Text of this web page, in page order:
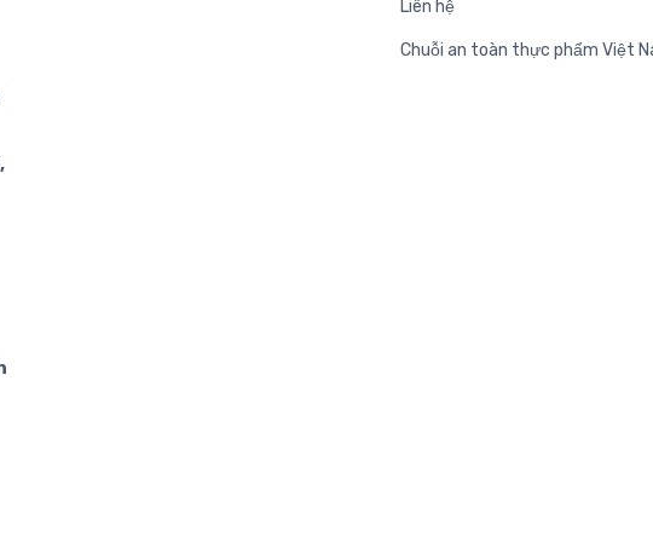
Liên hệ
Chuỗi an toàn thực phẩm Việt